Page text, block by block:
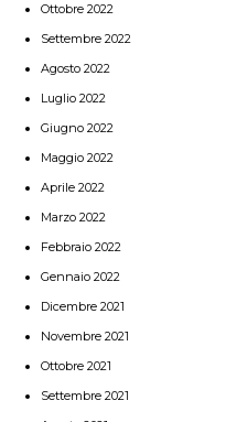
Ottobre 2022
Settembre 2022
Agosto 2022
Luglio 2022
Giugno 2022
Maggio 2022
Aprile 2022
Marzo 2022
Febbraio 2022
Gennaio 2022
Dicembre 2021
Novembre 2021
Ottobre 2021
Settembre 2021